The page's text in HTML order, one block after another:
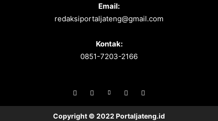
Email:
redaksiportaljateng@gmail.com
Kontak:
0851-7203-2166
Copyright © 2022 Portaljateng.id